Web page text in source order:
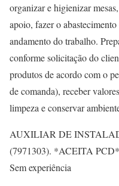
organizar e higienizar
apoio, fazer o
andamento do trabalho.
conforme solicitação do
produtos de acordo com o
de comanda), receber
limpeza e conservar
AUXILIAR DE
(7971303). *ACEITA PCD*
Sem experiência